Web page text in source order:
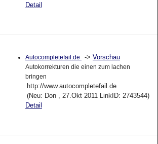
Detail
Autocompletefail.de -> Vorschau
Autokorrekturen die einen zum lachen
bringen
http://www.autocompletefail.de
(Neu: Don , 27.Okt 2011 LinkID: 2743544)
Detail